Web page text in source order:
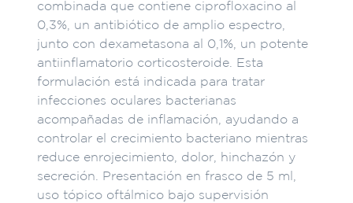
combinada que contiene ciprofloxacino al
0,3%, un antibiótico de amplio espectro,
junto con dexametasona al 0,1%, un potente
antiinflamatorio corticosteroide. Esta
formulación está indicada para tratar
infecciones oculares bacterianas
acompañadas de inflamación, ayudando a
controlar el crecimiento bacteriano mientras
reduce enrojecimiento, dolor, hinchazón y
secreción. Presentación en frasco de 5 ml,
uso tópico oftálmico bajo supervisión